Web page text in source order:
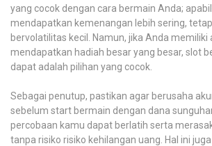
yang cocok dengan cara bermain Anda;
mendapatkan kemenangan lebih sering,
bervolatilitas kecil. Namun, jika Anda memiliki
mendapatkan hadiah besar yang besar, slot
dapat adalah pilihan yang cocok.
Sebagai penutup, pastikan agar berusaha
sebelum start bermain dengan dana
percobaan kamu dapat berlatih serta
tanpa risiko risiko kehilangan uang. Hal ini